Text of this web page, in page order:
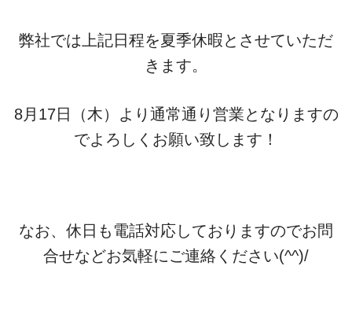
弊社では上記日程を夏季休暇とさせていただ
きます。
8月17日（木）より通常通り営業となりますの
でよろしくお願い致します！
なお、休日も電話対応しておりますのでお問
合せなどお気軽にご連絡ください(^^)/